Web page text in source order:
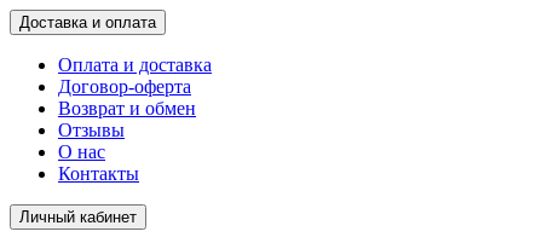
Доставка и оплата
Оплата и доставка
Договор-оферта
Возврат и обмен
Отзывы
О нас
Контакты
Личный кабинет